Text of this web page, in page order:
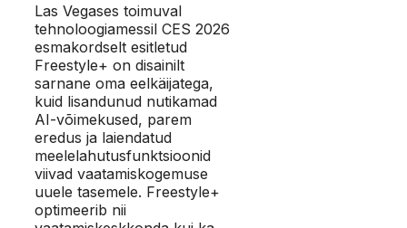
Las Vegases toimuval
tehnoloogiamessil CES 2026
esmakordselt esitletud
Freestyle+ on disainilt
sarnane oma eelkäijatega,
kuid lisandunud nutikamad
AI-võimekused, parem
eredus ja laiendatud
meelelahutusfunktsioonid
viivad vaatamiskogemuse
uuele tasemele. Freestyle+
optimeerib nii